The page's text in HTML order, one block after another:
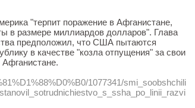
"терпит поражение в Афганистане,
в размере миллиардов долларов". Глава
предположил, что США пытаются
в качестве "козла отпущения" за свои
1077341/smi_soobshchili